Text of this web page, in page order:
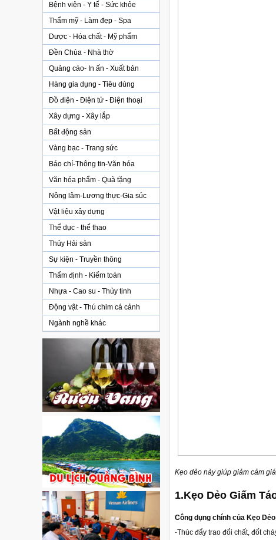
Bệnh viện - Y tế - Sức khỏe
Thẩm mỹ - Làm đẹp - Spa
Dược - Hóa chất - Mỹ phẩm
Đền Chùa - Nhà thờ
Quảng cáo- In ấn - Xuất bản
Hàng gia dụng - Tiêu dùng
Đồ điện - Điện tử - Điện thoại
Xây dựng - Xây lắp
Bất động sản
Vàng bạc - Trang sức
Báo chí-Thông tin-Văn hóa
Văn hóa phẩm - Quà tặng
Nông lâm-Lương thực-Gia súc
Vật liệu xây dựng
Thể dục - thể thao
Thủy Hải sản
Sự kiện - Truyền thông
Thẩm định - Kiểm toán
Nhựa - Cao su - Thủy tinh
Động vật - Thú chim cá cảnh
Ngành nghề khác
Kẹo dẻo này giúp giảm cảm
1.Kẹo Dẻo Giấm
Công dụng chính của Kẹo
-Thúc đẩy trao đổi chất, đốt